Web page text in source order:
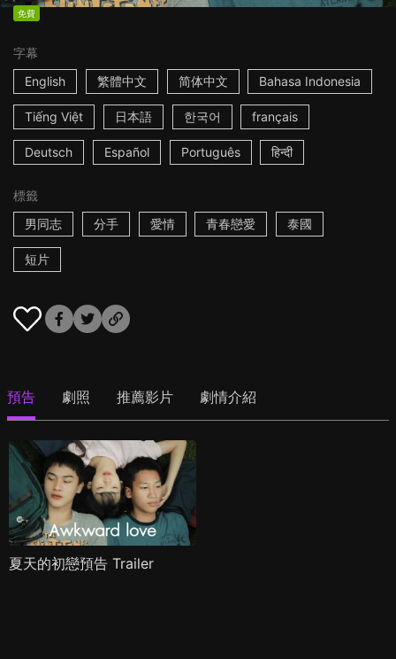
免費
字幕
English
繁體中文 简体中文 Bahasa Indonesia
Tiếng Việt 日本語 한국어 français
Deutsch Español Português हिन्दी
標籤
男同志
分手 愛情 青春戀愛 泰國
短片
預告 劇照 推薦影片 劇情介紹
夏天的初戀預告 Trailer